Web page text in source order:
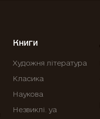
Книги
Художня література
Класика
Наукова
Незвиклі. уа